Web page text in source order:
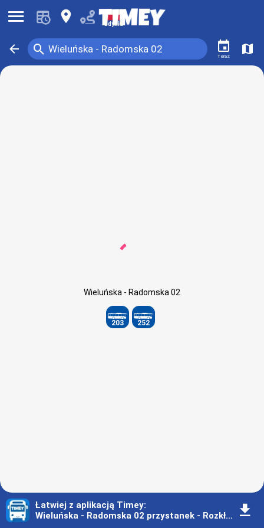
󰍜 󰍎 Gdynia
󰁍 Wieluńska - Radomska 02
󰍉 󰃭
Teraz
󰍍
Wieluńska - Radomska 02
203 252
Łatwiej z aplikacją Timey:
Wieluńska - Radomska 02 przystanek - Rozkład jazdy - Gdynia
󰇚